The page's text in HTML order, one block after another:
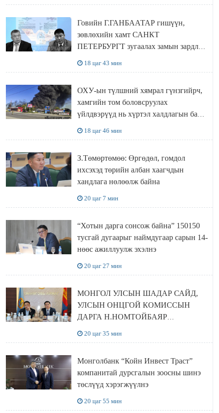
Говийн Г.ГАНБААТАР гишүүн,
зөвлөхийн хамт САНКТ
ПЕТЕРБУРГТ зугаалах замын зардлаа
“ИНҮТ” ТӨХХК даажээ
18 цаг 43 мин
ОХУ-ын түлшний хямрал гүнзгийрч,
хамгийн том боловсруулах
үйлдвэрүүд нь хүртэл халдлагын бай
болов
18 цаг 46 мин
З.Төмөртөмөө: Өргөдөл, гомдол
ихсэхэд төрийн албан хаагчдын
хандлага нөлөөлж байна
20 цаг 7 мин
“Хотын дарга сонсож байна” 150150
тусгай дугаарыг наймдугаар сарын 14-
нөөс ажиллуулж эхэлнэ
20 цаг 27 мин
МОНГОЛ УЛСЫН ШАДАР САЙД,
УЛСЫН ОНЦГОЙ КОМИССЫН
ДАРГА Н.НОМТОЙБАЯР
ӨМНӨГОВЬ АЙМАГТ
АЖИЛЛАЛАА
20 цаг 35 мин
Монголбанк “Койн Инвест Траст”
компанитай дурсгалын зоосны шинэ
төслүүд хэрэгжүүлнэ
20 цаг 55 мин